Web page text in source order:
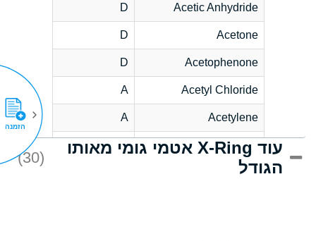
Acetic Anhydride
D
Acetone
D
Acetophenone
D
Acetyl Chloride
A
Acetylene
A
Acrlylonitrile
C
Adipic Acid
עוד X-Ring אטמי גומי מאותו
הגודל
(30)
הזמנה